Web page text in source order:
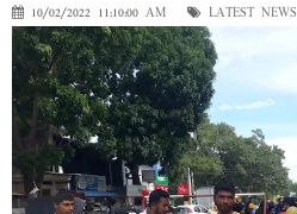
10/02/2022 11:10:00 AM LATEST NEWS